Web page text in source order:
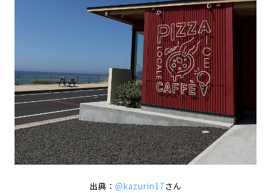
出典： @kazurin17さん